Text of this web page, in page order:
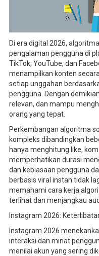
Di era digital 2026,
pengalaman pengguna di
TikTok, YouTube, dan
menampilkan konten
setiap unggahan
pengguna. Dengan
relevan, dan mampu
orang yang tepat.
Perkembangan algoritma
kompleks dibandingkan
hanya menghitung like,
memperhatikan durasi
dan kebiasaan pengguna
berbasis viral instan tidak
memahami cara kerja
terlihat dan menjangkau
Instagram 2026:
Instagram 2026
interaksi dan minat
menilai akun yang sering